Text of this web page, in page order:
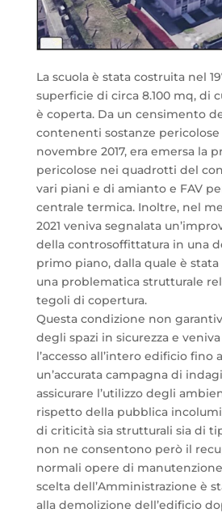
La scuola è stata costruita nel
superficie di circa 8.100 mq, di
è coperta. Da un censimento
contenenti sostanze
novembre 2017, era emersa la
pericolose nei quadrotti del
vari piani e di amianto e FAV
centrale termica. Inoltre, nel
2021 veniva segnalata
della controsoffittatura in una
primo piano, dalla quale è
una problematica strutturale
tegoli di copertura.
Questa condizione non
degli spazi in sicurezza e
l’accesso all’intero edificio fino
un’accurata campagna di
assicurare l’utilizzo degli
rispetto della pubblica
di criticità sia strutturali sia di
non ne consentono però il
normali opere di
scelta dell’Amministrazione è
alla demolizione dell’edificio